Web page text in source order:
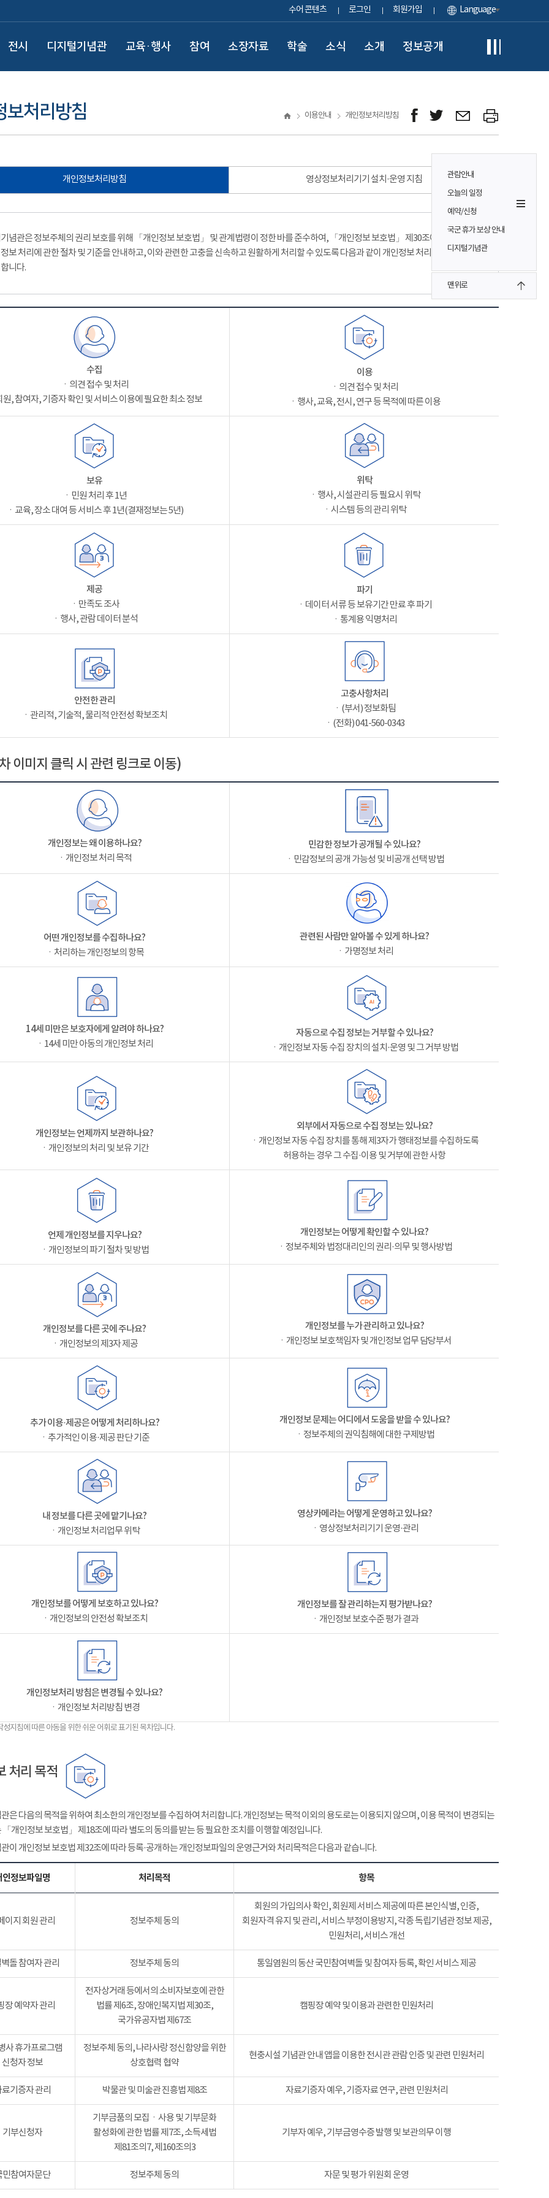
수어 콘텐츠 로그인 회원가입 Language
전시 디지털기념관 교육·행사 참여 소장자료 학술 소식 소개 정보공개
관람안내
오늘의 일정
예약/신청
국군 휴가 보상 안내
디지털기념관
맨위로
보처리방침 이용안내 개인정보처리방침
개인정보처리방침 영상정보처리기기 설치·운영 지침
념관은 정보주체의 권리 보호를 위해 「개인정보 보호법」 및 관계법령이 정한 바를 준수하여, 「개인정보 보호법」 제30조에 따라
보 처리에 관한 절차 및 기준을 안내하고, 이와 관련한 고충을 신속하고 원활하게 처리할 수 있도록 다음과 같이 개인정보 처리방침을
니다.
수집
ㆍ의견 접수 및 처리
원, 참여자, 기증자 확인 및 서비스 이용에 필요한 최소 정보
이용
ㆍ의견 접수 및 처리
ㆍ행사, 교육, 전시, 연구 등 목적에 따른 이용
보유
ㆍ민원 처리 후 1년
ㆍ교육, 장소 대여 등 서비스 후 1년(결재정보는 5년)
위탁
ㆍ행사, 시설관리 등 필요시 위탁
ㆍ시스템 등의 관리 위탁
제공
ㆍ만족도 조사
ㆍ행사, 관람 데이터 분석
파기
ㆍ데이터 서류 등 보유기간 만료 후 파기
ㆍ통계용 익명처리
안전한 관리
ㆍ관리적, 기술적, 물리적 안전성 확보조치
고충사항처리
ㆍ(부서) 정보화팀
ㆍ(전화) 041-560-0343
이미지 클릭 시 관련 링크로 이동)
개인정보는 왜 이용하나요?
ㆍ개인정보 처리 목적
민감한 정보가 공개될 수 있나요?
ㆍ민감정보의 공개 가능성 및 비공개 선택 방법
어떤 개인정보를 수집하나요?
ㆍ처리하는 개인정보의 항목
관련된 사람만 알아볼 수 있게 하나요?
ㆍ가명정보 처리
14세 미만은 보호자에게 알려야 하나요?
ㆍ14세 미만 아동의 개인정보 처리
자동으로 수집 정보는 거부할 수 있나요?
ㆍ개인정보 자동 수집 장치의 설치·운영 및 그 거부 방법
개인정보는 언제까지 보관하나요?
ㆍ개인정보의 처리 및 보유 기간
외부에서 자동으로 수집 정보는 있나요?
ㆍ개인정보 자동 수집 장치를 통해 제3자가 행태정보를 수집하도록
허용하는 경우 그 수집·이용 및 거부에 관한 사항
언제 개인정보를 지우나요?
ㆍ개인정보의 파기 절차 및 방법
개인정보는 어떻게 확인할 수 있나요?
ㆍ정보주체와 법정대리인의 권리·의무 및 행사방법
개인정보를 다른 곳에 주나요?
ㆍ개인정보의 제3자 제공
개인정보를 누가 관리하고 있나요?
ㆍ개인정보 보호책임자 및 개인정보 업무 담당부서
추가 이용·제공은 어떻게 처리하나요?
ㆍ추가적인 이용·제공 판단 기준
개인정보 문제는 어디에서 도움을 받을 수 있나요?
ㆍ정보주체의 권익침해에 대한 구제방법
내 정보를 다른 곳에 맡기나요?
ㆍ개인정보 처리업무 위탁
영상카메라는 어떻게 운영하고 있나요?
ㆍ영상정보처리기기 운영·관리
개인정보를 어떻게 보호하고 있나요?
ㆍ개인정보의 안전성 확보조치
개인정보를 잘 관리하는지 평가받나요?
ㆍ개인정보 보호수준 평가 결과
개인정보처리 방침은 변경될 수 있나요?
ㆍ개인정보 처리방침 변경
지침에 따른 아동을 위한 쉬운 어휘로 표기된 목차입니다.
처리 목적
은 다음의 목적을 위하여 최소한의 개인정보를 수집하여 처리합니다. 개인정보는 목적 이외의 용도로는 이용되지 않으며, 이용 목적이 변경되는
「개인정보 보호법」 제18조에 따라 별도의 동의를 받는 등 필요한 조치를 이행할 예정입니다.
이 개인정보 보호법 제32조에 따라 등록·공개하는 개인정보파일의 운영근거와 처리목적은 다음과 같습니다.
인정보파일명 처리목적 항목
이지 회원 관리 정보주체 동의
회원의 가입의사 확인, 회원제 서비스 제공에 따른 본인식별, 인증,
회원자격 유지 및 관리, 서비스 부정이용방지, 각종 독립기념관 정보 제공,
민원처리, 서비스 개선
돌 참여자 관리 정보주체 동의 통일염원의 동산 국민참여벽돌 및 참여자 등록, 확인 서비스 제공
장 예약자 관리
전자상거래 등에서의 소비자보호에 관한
법률 제6조, 장애인복지법 제30조,
국가유공자법 제67조
캠핑장 예약 및 이용과 관련한 민원처리
사 휴가프로그램
신청자 정보
정보주체 동의, 나라사랑 정신함양을 위한
상호협력 협약
현충시설 기념관 안내 앱을 이용한 전시관 관람 인증 및 관련 민원처리
기증자 관리 박물관 및 미술관 진흥법 제8조 자료기증자 예우, 기증자료 연구, 관련 민원처리
기부신청자
기부금품의 모집ㆍ사용 및 기부문화
활성화에 관한 법률 제7조, 소득세법
제81조의7, 제160조의3
기부자 예우, 기부금영수증 발행 및 보관의무 이행
민참여자문단 정보주체 동의 자문 및 평가 위원회 운영